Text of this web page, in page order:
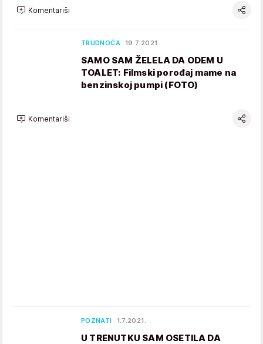
Komentariši
TRUDNOĆA 19.7.2021.
SAMO SAM ŽELELA DA ODEM U
TOALET: Filmski porođaj mame na
benzinskoj pumpi (FOTO)
Komentariši
POZNATI 1.7.2021.
U TRENUTKU SAM OSETILA DA